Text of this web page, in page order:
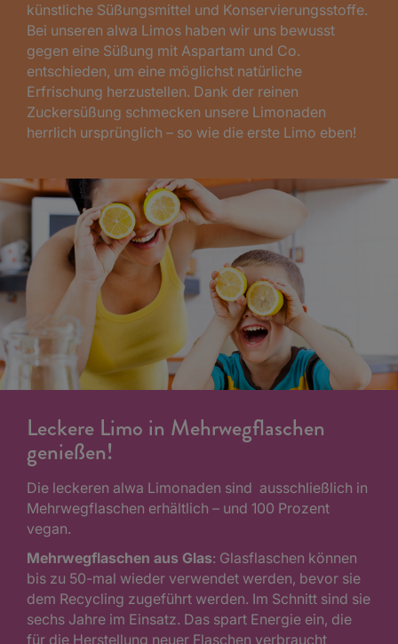
künstliche Süßungsmittel und Konservierungsstoffe.
Bei unseren alwa Limos haben wir uns bewusst
gegen eine Süßung mit Aspartam und Co.
entschieden, um eine möglichst natürliche
Erfrischung herzustellen. Dank der reinen
Zuckersüßung schmecken unsere Limonaden
herrlich ursprünglich – so wie die erste Limo eben!
Leckere Limo in Mehrwegflaschen
genießen!
Die leckeren alwa Limonaden sind ausschließlich in
Mehrwegflaschen erhältlich – und 100 Prozent
vegan.
Mehrwegflaschen aus Glas: Glasflaschen können
bis zu 50-mal wieder verwendet werden, bevor sie
dem Recycling zugeführt werden. Im Schnitt sind sie
sechs Jahre im Einsatz. Das spart Energie ein, die
für die Herstellung neuer Flaschen verbraucht